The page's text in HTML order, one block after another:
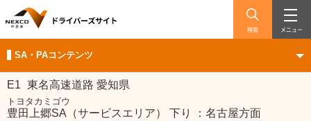
検索 メニュー
SA・PAコンテンツ
E1 東名高速道路 愛知県
トヨタカミゴウ
豊田上郷SA（サービスエリア） 下り ：名古屋方面